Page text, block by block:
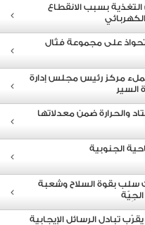
بسبب الانقطاع
مركز رئيس مجلس إدارة
السير
والحرارة ضمن معدلاتها
الجنوبية
سلب بقوة السلاح وشعبة
تبادل الرسائل الإيجابية